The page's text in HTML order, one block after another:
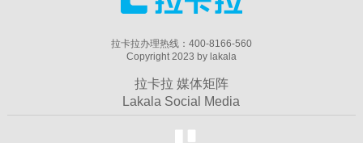
拉卡拉办理热线：400-8166-560
Copyright 2023 by lakala
拉卡拉 媒体矩阵
Lakala Social Media